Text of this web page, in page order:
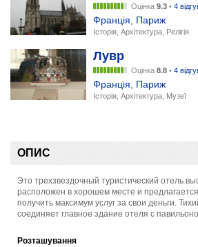
Оцінка 9.3 • 4
Франція Париж
Історія, Архітектура, Релігія
Лувр
Оцінка 8.8 • 4
Франція, Париж
Історія, Архітектура, Музеї
ОПИС
Это трехзвездочный туристический отель
расположен в хорошем месте и
получить максимум услуг за свои деньги.
соединяет главное здание отеля с
Розташування